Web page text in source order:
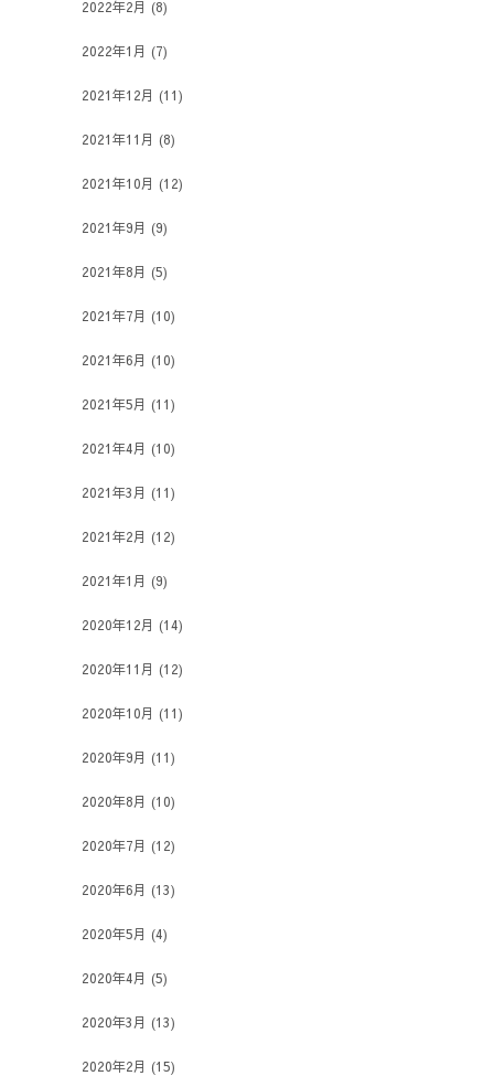
2022年2月 (8)
2022年1月 (7)
2021年12月 (11)
2021年11月 (8)
2021年10月 (12)
2021年9月 (9)
2021年8月 (5)
2021年7月 (10)
2021年6月 (10)
2021年5月 (11)
2021年4月 (10)
2021年3月 (11)
2021年2月 (12)
2021年1月 (9)
2020年12月 (14)
2020年11月 (12)
2020年10月 (11)
2020年9月 (11)
2020年8月 (10)
2020年7月 (12)
2020年6月 (13)
2020年5月 (4)
2020年4月 (5)
2020年3月 (13)
2020年2月 (15)